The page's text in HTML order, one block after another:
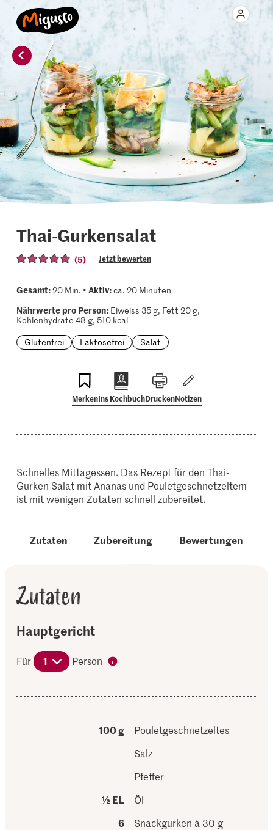
Thai-Gurkensalat
(5) Jetzt bewerten
Gesamt:20 Min. • Aktiv:ca. 20 Minuten
Nährwerte pro Person:Eiweiss 35 g, Fett 20 g,
Kohlenhydrate 48 g, 510 kcal
Glutenfrei
Laktosefrei Salat
MerkenIns KochbuchDruckenNotizen
Schnelles Mittagessen. Das Rezept für den Thai-
Gurken Salat mit Ananas und Pouletgeschnetzeltem
ist mit wenigen Zutaten schnell zubereitet.
Zutaten Zubereitung Bewertungen
Zutaten
Hauptgericht
Für 1 Person
100 g
Pouletgeschnetzeltes
Salz
Pfeffer
½ EL
Öl
6
Snackgurken à 30 g